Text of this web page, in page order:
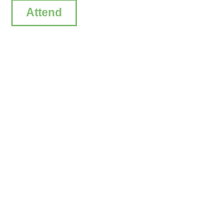
Attend